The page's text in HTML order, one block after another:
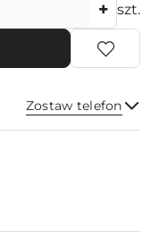
szt.
Zostaw telefon